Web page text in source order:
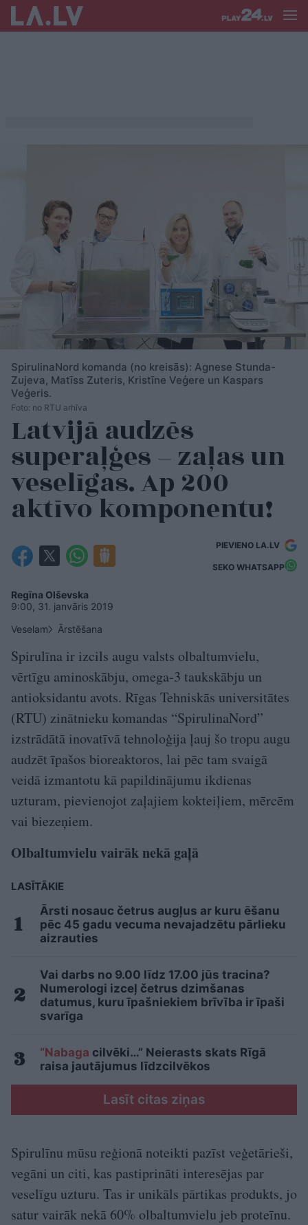
SpirulinaNord komanda (no kreisās): Agnese Stunda-
Zujeva, Matīss Zuteris, Kristīne Veģere un Kaspars
Veģeris.
Foto: no RTU arhīva
Latvijā audzēs
superaļģes – zaļas un
veselīgas. Ap 200
aktīvo komponentu!
PIEVIENO LA.LV
SEKO WHATSAPP
Regīna Olševska
9:00, 31. janvāris 2019
Veselam
Ārstēšana
Spirulīna ir izcils augu valsts olbaltumvielu,
vērtīgu aminoskābju, omega-3 taukskābju un
antioksidantu avots. Rīgas Tehniskās universitātes
(RTU) zinātnieku komandas “SpirulinaNord”
izstrādātā inovatīvā tehnoloģija ļauj šo tropu augu
audzēt īpašos bioreaktoros, lai pēc tam svaigā
veidā izmantotu kā papildinājumu ikdienas
uzturam, pievienojot zaļajiem kokteiļiem, mērcēm
vai biezeņiem.
Olbaltumvielu vairāk nekā gaļā
LASĪTĀKIE
Ārsti nosauc četrus augļus ar kuru ēšanu
pēc 45 gadu vecuma nevajadzētu pārlieku
aizrauties
Vai darbs no 9.00 līdz 17.00 jūs tracina?
Numerologi izceļ četrus dzimšanas
datumus, kuru īpašniekiem brīvība ir īpaši
svarīga
“Nabaga cilvēki…” Neierasts skats Rīgā
raisa jautājumus līdzcilvēkos
Lasīt citas ziņas
Spirulīnu mūsu reģionā noteikti pazīst veģetārieši,
vegāni un citi, kas pastiprināti interesējas par
veselīgu uzturu. Tas ir unikāls pārtikas produkts, jo
satur vairāk nekā 60% olbaltumvielu jeb proteīnu.